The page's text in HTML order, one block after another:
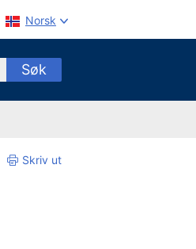
Norsk
Søk
Skriv ut